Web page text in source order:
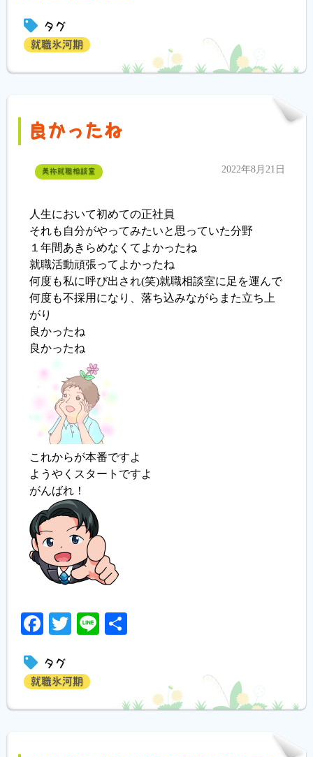
タグ
就職氷河期
良かったね
美祢就職相談室 2022年8月21日
人生において初めての正社員
それも自分がやってみたいと思っていた分野
１年間あきらめなくてよかったね
就職活動頑張ってよかったね
何度も私に呼び出され(笑)就職相談室に足を運んで
何度も不採用になり、落ち込みながらまた立ち上
がり
良かったね
良かったね
これからが本番ですよ
ようやくスタートですよ
がんばれ！
Facebook
Twitter
Line
タグ
就職氷河期